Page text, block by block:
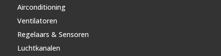
Airconditioning
Ventilatoren
Regelaars & Sensoren
Luchtkanalen